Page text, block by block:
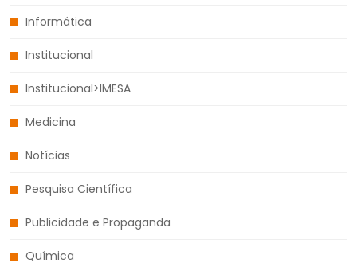
Informática
Institucional
Institucional>IMESA
Medicina
Notícias
Pesquisa Científica
Publicidade e Propaganda
Química